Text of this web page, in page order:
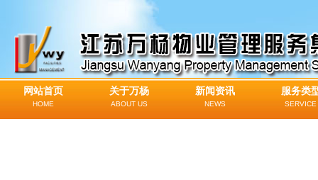
网站首页
HOME
关于万杨
ABOUT US
新闻资讯
NEWS
服务类
SERVICE